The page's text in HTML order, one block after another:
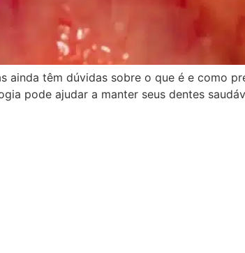
ainda têm dúvidas sobre o que é e como
pode ajudar a manter seus dentes